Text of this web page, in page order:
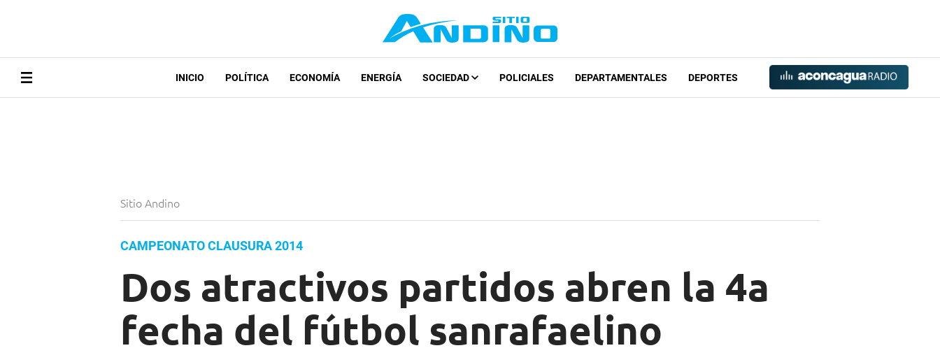
INICIO POLÍTICA ECONOMÍA ENERGÍA SOCIEDAD POLICIALES DEPARTAMENTALES DEPORTES
Sitio Andino
CAMPEONATO CLAUSURA 2014
Dos atractivos partidos abren la 4a
fecha del fútbol sanrafaelino